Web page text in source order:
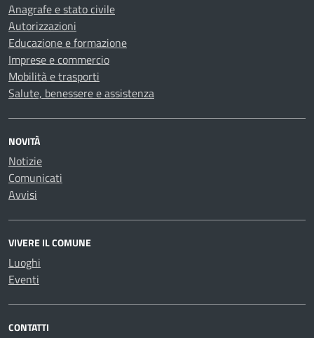
Anagrafe e stato civile
Autorizzazioni
Educazione e formazione
Imprese e commercio
Mobilità e trasporti
Salute, benessere e assistenza
NOVITÀ
Notizie
Comunicati
Avvisi
VIVERE IL COMUNE
Luoghi
Eventi
CONTATTI